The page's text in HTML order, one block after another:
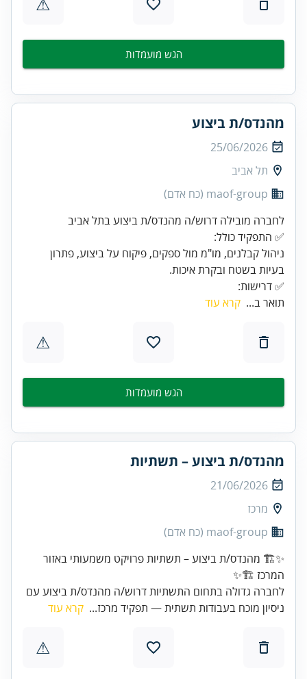
הגש מועמדות
מהנדס/ת ביצוע
25/06/2026
תל אביב
maof-group (כח אדם)
ניהול קבלנים, מו"מ מול ספקים, פיקוח על ביצוע, פתרון
✅ דרישות:
תואר ב... קרא עוד
⚠
הגש מועמדות
מהנדס/ת ביצוע – תשתיות
21/06/2026
מרכז
maof-group (כח אדם)
✨🏗️ מהנדס/ת ביצוע – תשתיות פרויקט משמעותי באזור
המרכז 🏗️✨
לחברה גדולה בתחום התשתיות דרוש/ה מהנדס/ת ביצוע עם
ניסיון מוכח בעבודות תשתית — תפקיד מרכז... קרא עוד
⚠